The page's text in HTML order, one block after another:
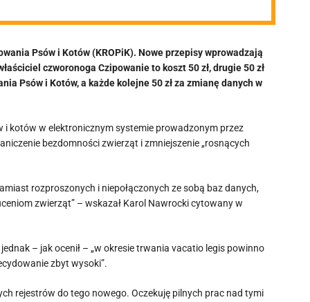
Psów i Kotów (KROPiK). Nowe przepisy wprowadzają
czworonoga Czipowanie to koszt 50 zł, drugie 50 zł
Psów i Kotów, a każde kolejne 50 zł za zmianę danych w
kotów w elektronicznym systemie prowadzonym przez
bezdomności zwierząt i zmniejszenie „rosnących
rozproszonych i niepołączonych ze sobą baz danych,
zwierząt” – wskazał Karol Nawrocki cytowany w
– jak ocenił – „w okresie trwania vacatio legis powinno
zbyt wysoki”.
rejestrów do tego nowego. Oczekuję pilnych prac nad tymi